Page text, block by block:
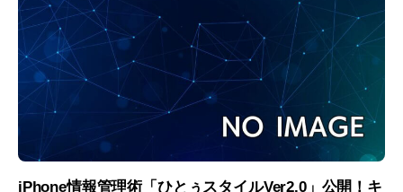
iPhone情報管理術「ひとぅスタイルVer2.0」公開！キ